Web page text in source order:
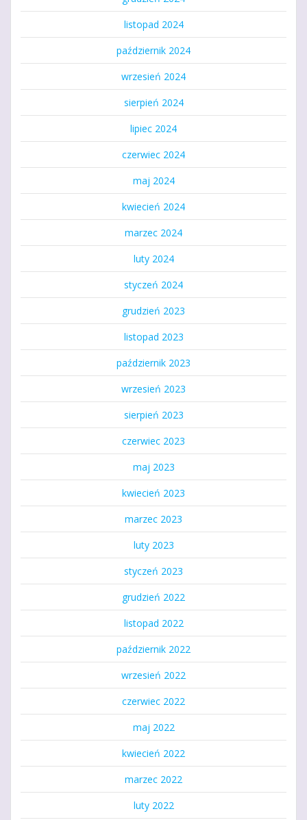
listopad 2024
październik 2024
wrzesień 2024
sierpień 2024
lipiec 2024
czerwiec 2024
maj 2024
kwiecień 2024
marzec 2024
luty 2024
styczeń 2024
grudzień 2023
listopad 2023
październik 2023
wrzesień 2023
sierpień 2023
czerwiec 2023
maj 2023
kwiecień 2023
marzec 2023
luty 2023
styczeń 2023
grudzień 2022
listopad 2022
październik 2022
wrzesień 2022
czerwiec 2022
maj 2022
kwiecień 2022
marzec 2022
luty 2022